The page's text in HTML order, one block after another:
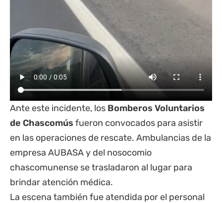
Ante este incidente, los Bomberos Voluntarios
de Chascomús fueron convocados para asistir
en las operaciones de rescate. Ambulancias de la
empresa AUBASA y del nosocomio
chascomunense se trasladaron al lugar para
brindar atención médica.
La escena también fue atendida por el personal